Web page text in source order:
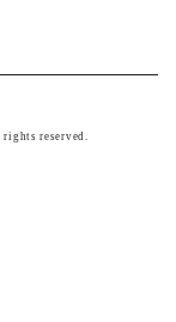
rights reserved.